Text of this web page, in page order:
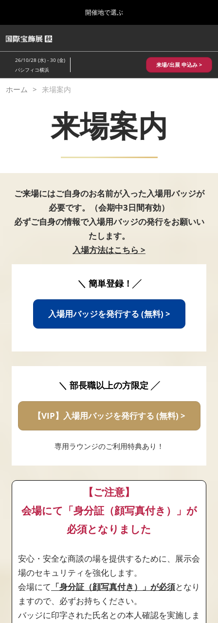
プ
し
進
む
to
close
the
開催地で選ぶ
1月 国際宝飾展
2027年01月27日
5月 神戸 国際宝飾展
神戸国際展示場/ Kobe International Exhibition Hall, Japan
ー
ナ
シ
ョ
ン
を
り
26/10/28 (水) - 30 (金)
パシフィコ横浜
来場/出展 申込み >
ホーム 来場案内
来場案内
ご来場にはご自身のお名前が入った入場用バッジが
必要です。（会期中3日間有効）
必ずご自身の情報で入場用バッジの発行をお願いい
たします。
入場方法はこちら >
＼ 簡単登録！╱
入場用バッジを発行する (無料) >
＼ 部長職以上の方限定 ╱
【VIP】入場用バッジを発行する (無料) >
専用ラウンジのご利用特典あり！
【ご注意】
会場にて「身分証（顔写真付き）」が
必須となりました
安心・安全な商談の場を提供するために、展示会
場のセキュリティを強化します。
会場にて 「身分証（顔写真付き）」が必須となり
ますので、必ずお持ちください。
バッジに印字された氏名との本人確認を実施しま